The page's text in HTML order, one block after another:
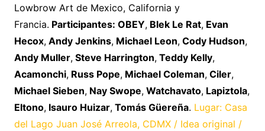
Lowbrow Art de Mexico, California y
Francia. Participantes: OBEY,Blek Le Rat,Evan
Hecox,Andy Jenkins,Michael Leon,Cody Hudson,
Andy Muller,Steve Harrington,Teddy Kelly,
Acamonchi,Russ Pope,Michael Coleman,Ciler,
Michael Sieben,Nay Swope,Watchavato,Lapiztola,
Eltono,Isauro Huizar,Tomás Güereña. Lugar: Casa
del Lago Juan José Arreola, CDMX / Idea original /